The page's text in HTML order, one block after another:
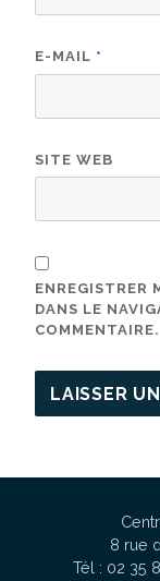
E-MAIL *
SITE WEB
ENREGISTRER
DANS LE
COMMENTAIRE.
8 rue
Tél : 02 35